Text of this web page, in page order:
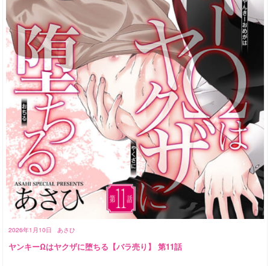
2026年1月10日 あさひ
ヤンキーΩはヤクザに堕ちる【バラ売り】 第11話